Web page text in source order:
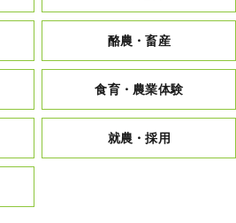
酪農・畜産
食育・農業体験
就農・採用